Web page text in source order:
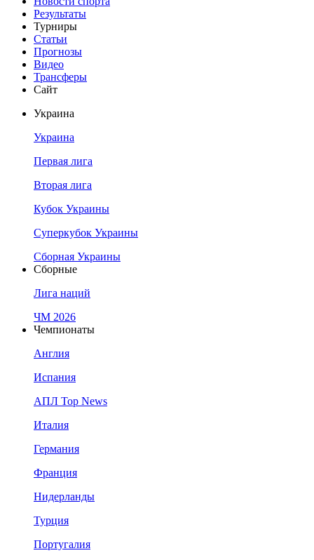
Результаты
Турниры
Статьи
Прогнозы
Видео
Трансферы
Сайт
Украина
Украина
Первая лига
Вторая лига
Кубок Украины
Суперкубок Украины
Сборная Украины
Сборные
Лига наций
ЧМ 2026
Чемпионаты
Англия
Испания
АПЛ Top News
Италия
Германия
Франция
Нидерланды
Турция
Португалия